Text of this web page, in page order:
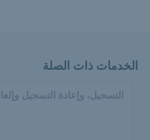
الخدمات ذات الصلة
التسجيل، وإعادة التسجيل